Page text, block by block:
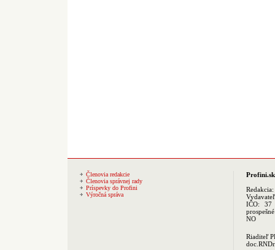
Členovia redakcie
Členovia správnej rady
Príspevky do Profini
Výročná správa
Profini.sk
Redakcia:
IČO: 37
NO
Riaditeľ